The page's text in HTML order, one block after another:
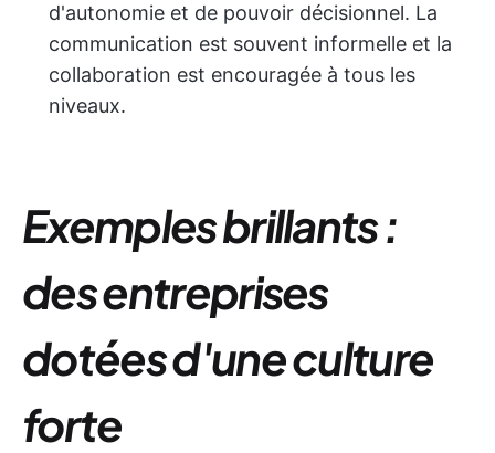
d'autonomie et de pouvoir décisionnel. La
communication est souvent informelle et la
collaboration est encouragée à tous les
niveaux.
Exemples brillants :
des entreprises
dotées d'une culture
forte